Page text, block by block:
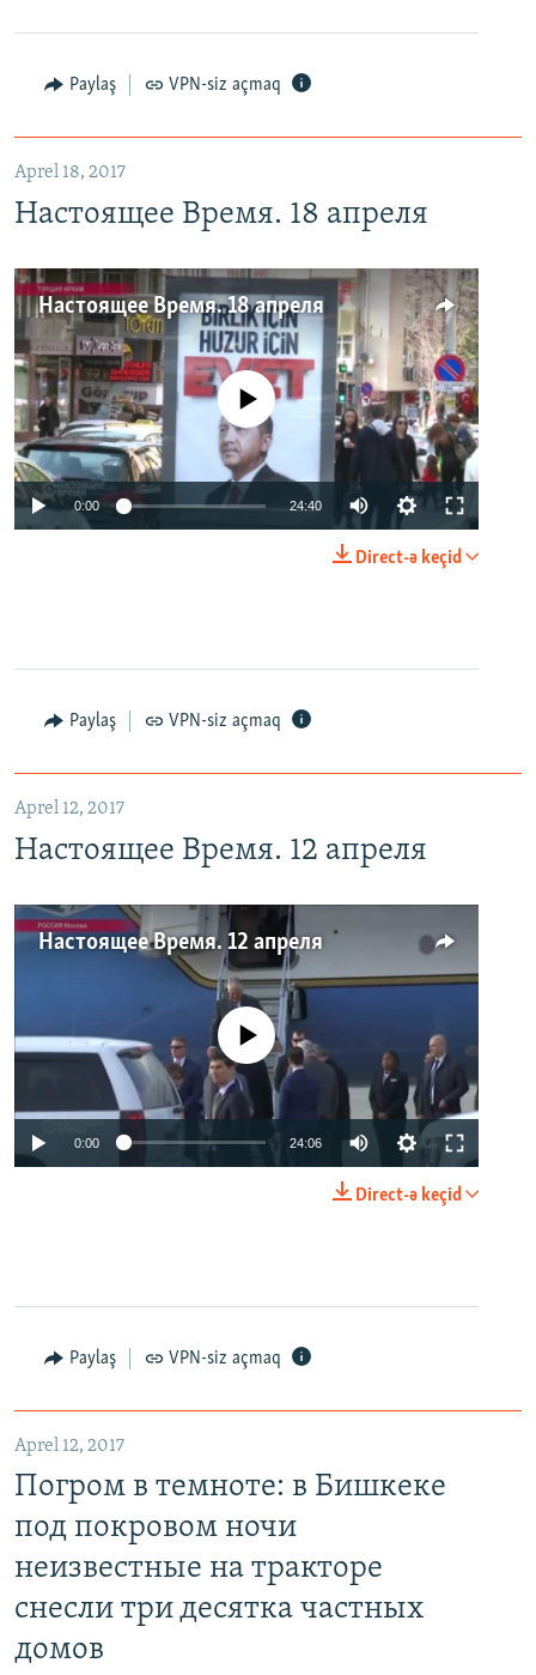
Paylaş VPN-siz açmaq
Aprel 18, 2017
Настоящее Время. 18 апреля
Настоящее Время. 18 апреля
No media source currently available
0:00 24:40
Direct-ə keçid
Paylaş VPN-siz açmaq
Aprel 12, 2017
Настоящее Время. 12 апреля
Настоящее Время. 12 апреля
No media source currently available
0:00 24:06
Direct-ə keçid
Paylaş VPN-siz açmaq
Aprel 12, 2017
Погром в темноте: в Бишкеке
под покровом ночи
неизвестные на тракторе
снесли три десятка частных
домов